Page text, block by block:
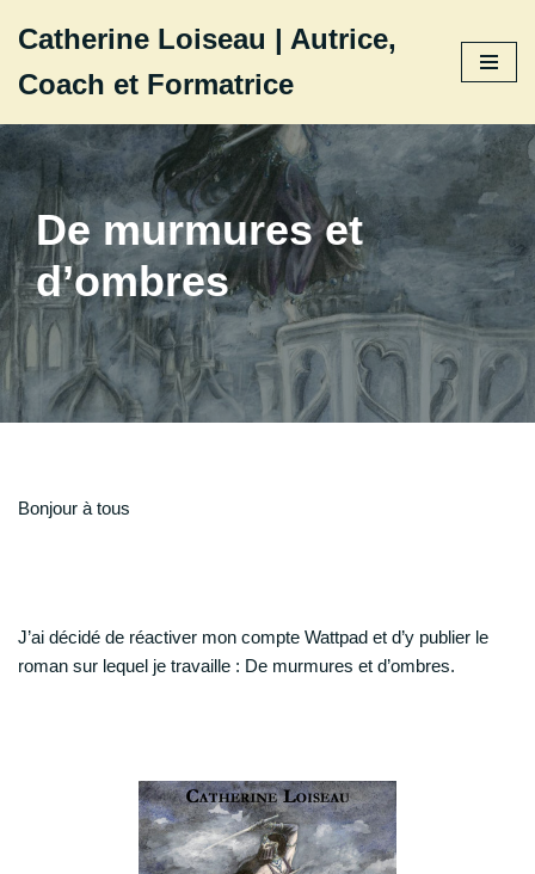
au
contenu
Catherine Loiseau | Autrice,
Coach et Formatrice
De murmures et
d’ombres
Bonjour à tous
J’ai décidé de réactiver mon compte Wattpad et d’y publier le
roman sur lequel je travaille : De murmures et d’ombres.